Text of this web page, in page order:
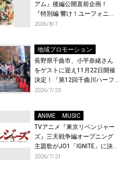
アム』後編公開直前企画！
『特別編 響け！ユーフォニア
ム〜アンサンブルコンテス
映が決定！
2026/8/7
地域プロモーション
長野県千曲市、小平奈緒さん
をゲストに迎え11月22日開催
決定！「第12回千曲川ハーフ
マラソン」エントリー受付開
2026/7/23
ANIME
MUSIC
TVアニメ『東京リベンジャー
ズ』三天戦争編オープニング
主題歌がJO1「IGNITE」に決
定！メンバー全員から喜びと
2026/7/21